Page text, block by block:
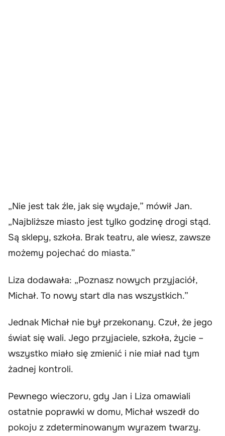
„Nie jest tak źle, jak się wydaje,” mówił Jan.
„Najbliższe miasto jest tylko godzinę drogi stąd.
Są sklepy, szkoła. Brak teatru, ale wiesz, zawsze
możemy pojechać do miasta.”
Liza dodawała: „Poznasz nowych przyjaciół,
Michał. To nowy start dla nas wszystkich.”
Jednak Michał nie był przekonany. Czuł, że jego
świat się wali. Jego przyjaciele, szkoła, życie –
wszystko miało się zmienić i nie miał nad tym
żadnej kontroli.
Pewnego wieczoru, gdy Jan i Liza omawiali
ostatnie poprawki w domu, Michał wszedł do
pokoju z zdeterminowanym wyrazem twarzy.